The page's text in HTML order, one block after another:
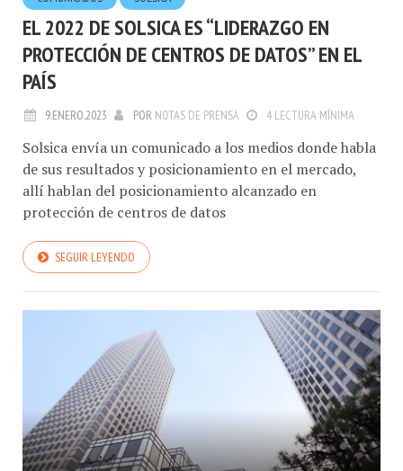
EL 2022 DE SOLSICA ES “LIDERAZGO EN
PROTECCIÓN DE CENTROS DE DATOS” EN EL
PAÍS
9.ENERO.2023 POR NOTAS DE PRENSA 4 LECTURA MÍNIMA
Solsica envía un comunicado a los medios donde habla
de sus resultados y posicionamiento en el mercado,
allí hablan del posicionamiento alcanzado en
protección de centros de datos
SEGUIR LEYENDO